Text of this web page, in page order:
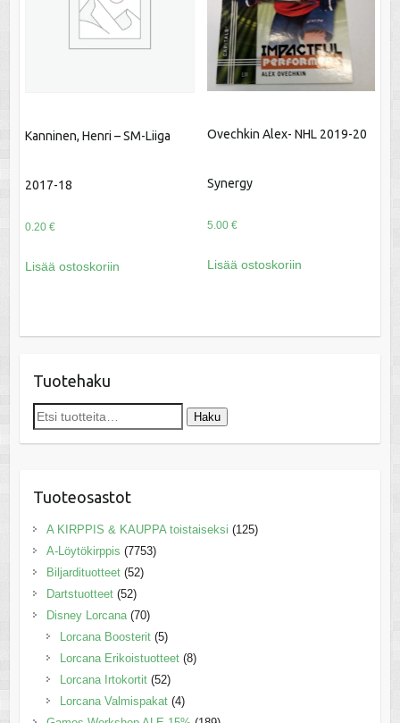
Kanninen, Henri – SM-Liiga
2017-18
0.20 €
Lisää ostoskoriin
Ovechkin Alex- NHL 2019-20
Synergy
5.00 €
Lisää ostoskoriin
Tuotehaku
Etsi: Haku
Tuoteosastot
A KIRPPIS & KAUPPA toistaiseksi (125)
A-Löytökirppis (7753)
Biljardituotteet (52)
Dartstuotteet (52)
Disney Lorcana (70)
Lorcana Boosterit (5)
Lorcana Erikoistuotteet (8)
Lorcana Irtokortit (52)
Lorcana Valmispakat (4)